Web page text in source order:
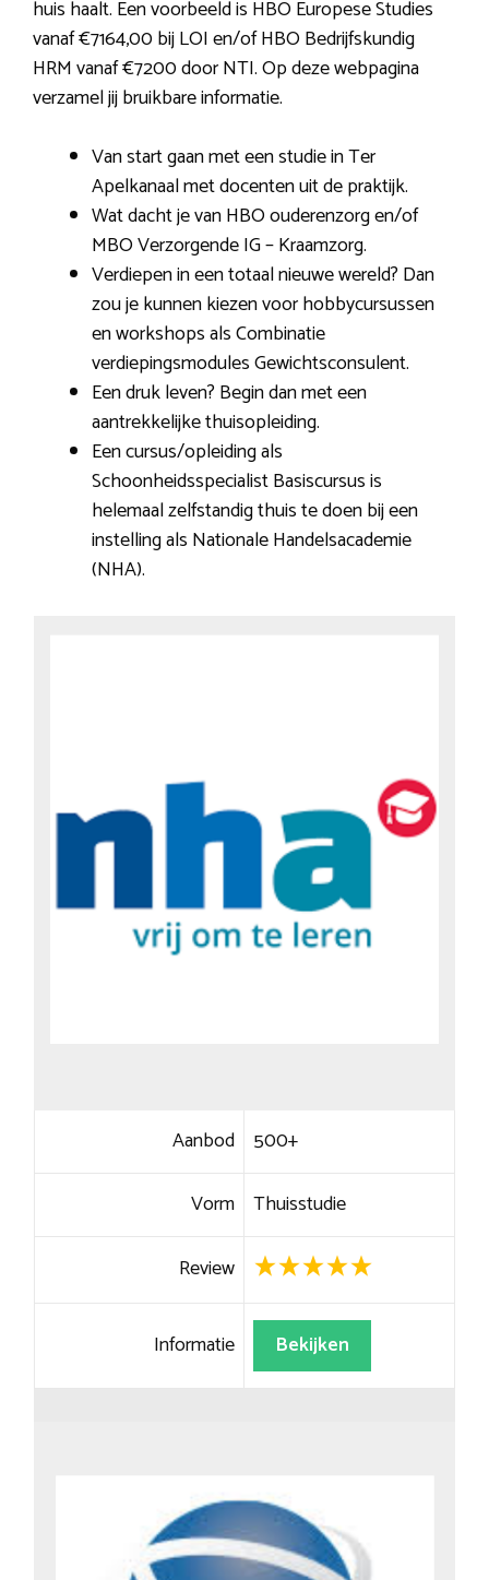
huis haalt. Een voorbeeld is HBO Europese Studies
vanaf €7164,00 bij LOI en/of HBO Bedrijfskundig
HRM vanaf €7200 door NTI. Op deze webpagina
verzamel jij bruikbare informatie.
Van start gaan met een studie in Ter
Apelkanaal met docenten uit de praktijk.
Wat dacht je van HBO ouderenzorg en/of
MBO Verzorgende IG – Kraamzorg.
Verdiepen in een totaal nieuwe wereld? Dan
zou je kunnen kiezen voor hobbycursussen
en workshops als Combinatie
verdiepingsmodules Gewichtsconsulent.
Een druk leven? Begin dan met een
aantrekkelijke thuisopleiding.
Een cursus/opleiding als
Schoonheidsspecialist Basiscursus is
helemaal zelfstandig thuis te doen bij een
instelling als Nationale Handelsacademie
(NHA).
Aanbod 500+
Vorm Thuisstudie
Review
Informatie Bekijken